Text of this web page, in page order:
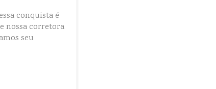
conquista é
nossa corretora
seu